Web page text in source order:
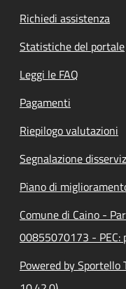
Richiedi assistenza
Statistiche del portale
Leggi le FAQ
Pagamenti
Riepilogo valutazioni
Segnalazione
Piano di
Comune di Caino -
00855070173 - PEC:
Powered by Sportello